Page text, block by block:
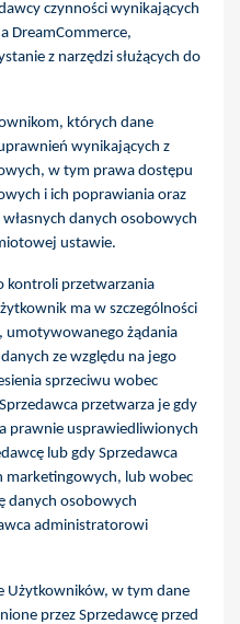
czynności wynikających
DreamCommerce,
z narzędzi służących do
których dane
wynikających z
w tym prawa dostępu
i ich poprawiania oraz
danych osobowych
ustawie.
kontroli przetwarzania
ma w szczególności
umotywowanego żądania
ze względu na jego
sprzeciwu wobec
przetwarza je gdy
prawnie usprawiedliwionych
lub gdy Sprzedawca
marketingowych, lub wobec
danych osobowych
administratorowi
Użytkowników, w tym dane
przez Sprzedawcę przed